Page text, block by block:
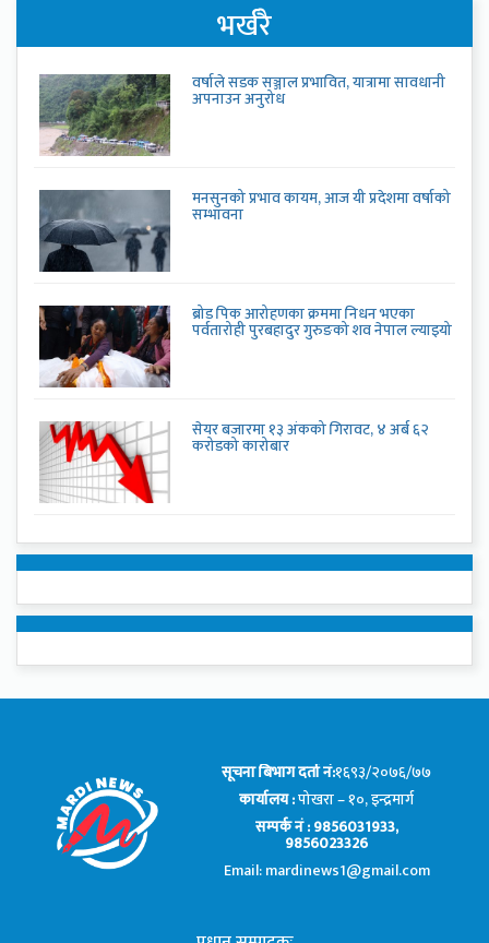
भर्खरै
वर्षाले सडक सञ्जाल प्रभावित, यात्रामा सावधानी
अपनाउन अनुरोध
मनसुनको प्रभाव कायम, आज यी प्रदेशमा वर्षाको
सम्भावना
ब्रोड पिक आरोहणका क्रममा निधन भएका
पर्वतारोही पुरबहादुर गुरुङको शव नेपाल ल्याइयो
सेयर बजारमा १३ अंकको गिरावट, ४ अर्ब ६२
करोडको कारोबार
सूचना बिभाग दर्ता नं:१६९३/२०७६/७७
कार्यालय :पोखरा – १०, इन्द्रमार्ग
सम्पर्क नं : 9856031933,
9856023326
Email: mardinews1@gmail.com